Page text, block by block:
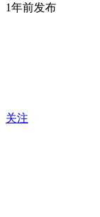
1年前发布
关注